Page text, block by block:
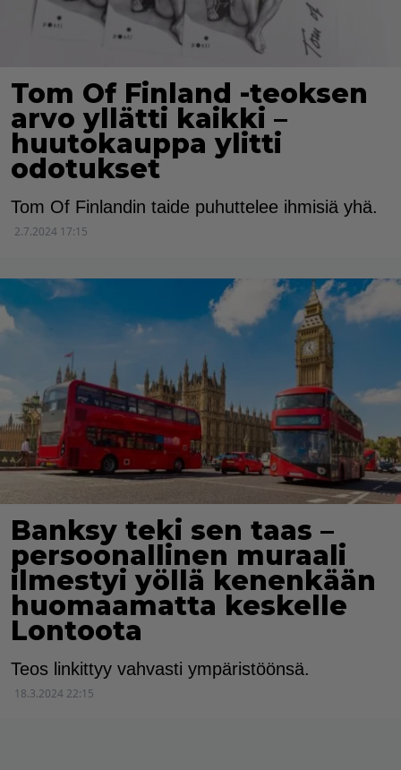
Tom Of Finland -teoksen
arvo yllätti kaikki –
huutokauppa ylitti
odotukset
Tom Of Finlandin taide puhuttelee ihmisiä yhä.
2.7.2024 17:15
Banksy teki sen taas –
persoonallinen muraali
ilmestyi yöllä kenenkään
huomaamatta keskelle
Lontoota
Teos linkittyy vahvasti ympäristöönsä.
18.3.2024 22:15